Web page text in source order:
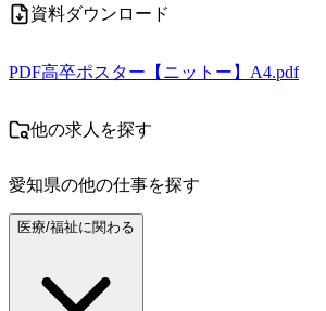
資料ダウンロード
PDF高卒ポスター【ニットー】A4.pdf
他の求人を探す
愛知県の他の仕事を探す
医療/福祉に関わる